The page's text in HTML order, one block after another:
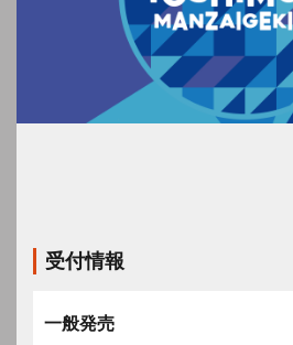
受付情報
一般発売